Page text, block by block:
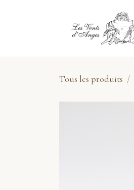
Tous les produits